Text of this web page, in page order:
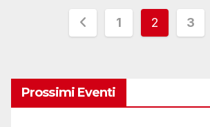
Paginazione
articoli
1 2 3
Prossimi Eventi